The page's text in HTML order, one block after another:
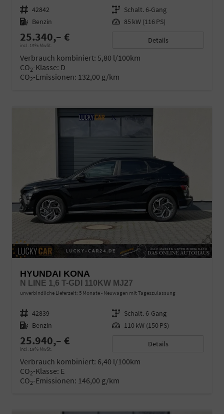
Fahrzeugnr. 42842 Getriebe Schalt. 6-Gang
Kraftstoff Benzin Leistung 85 kW (116 PS)
25.340,– €
incl. 19% MwSt.
Details
Verbrauch kombiniert: 5,80 l/100km
CO2-Klasse: D
CO2-Emissionen: 132,00 g/km
HYUNDAI KONA
N LINE 1,6 T-GDI 110KW MJ27
unverbindliche Lieferzeit: 5 Monate Neuwagen mit Tageszulassung
Fahrzeugnr. 42839 Getriebe Schalt. 6-Gang
Kraftstoff Benzin Leistung 110 kW (150 PS)
25.940,– €
incl. 19% MwSt.
Details
Verbrauch kombiniert: 6,40 l/100km
CO2-Klasse: E
CO2-Emissionen: 146,00 g/km